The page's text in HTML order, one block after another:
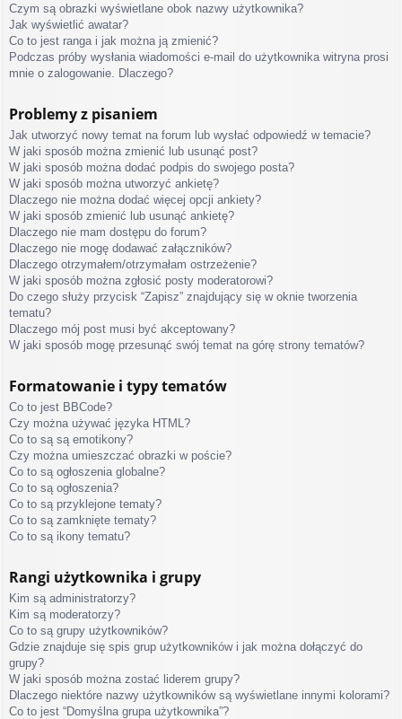
Czym są obrazki wyświetlane obok nazwy użytkownika?
Jak wyświetlić awatar?
Co to jest ranga i jak można ją zmienić?
Podczas próby wysłania wiadomości e-mail do użytkownika witryna prosi
mnie o zalogowanie. Dlaczego?
Problemy z pisaniem
Jak utworzyć nowy temat na forum lub wysłać odpowiedź w temacie?
W jaki sposób można zmienić lub usunąć post?
W jaki sposób można dodać podpis do swojego posta?
W jaki sposób można utworzyć ankietę?
Dlaczego nie można dodać więcej opcji ankiety?
W jaki sposób zmienić lub usunąć ankietę?
Dlaczego nie mam dostępu do forum?
Dlaczego nie mogę dodawać załączników?
Dlaczego otrzymałem/otrzymałam ostrzeżenie?
W jaki sposób można zgłosić posty moderatorowi?
Do czego służy przycisk “Zapisz” znajdujący się w oknie tworzenia
tematu?
Dlaczego mój post musi być akceptowany?
W jaki sposób mogę przesunąć swój temat na górę strony tematów?
Formatowanie i typy tematów
Co to jest BBCode?
Czy można używać języka HTML?
Co to są są emotikony?
Czy można umieszczać obrazki w poście?
Co to są ogłoszenia globalne?
Co to są ogłoszenia?
Co to są przyklejone tematy?
Co to są zamknięte tematy?
Co to są ikony tematu?
Rangi użytkownika i grupy
Kim są administratorzy?
Kim są moderatorzy?
Co to są grupy użytkowników?
Gdzie znajduje się spis grup użytkowników i jak można dołączyć do
grupy?
W jaki sposób można zostać liderem grupy?
Dlaczego niektóre nazwy użytkowników są wyświetlane innymi kolorami?
Co to jest “Domyślna grupa użytkownika”?